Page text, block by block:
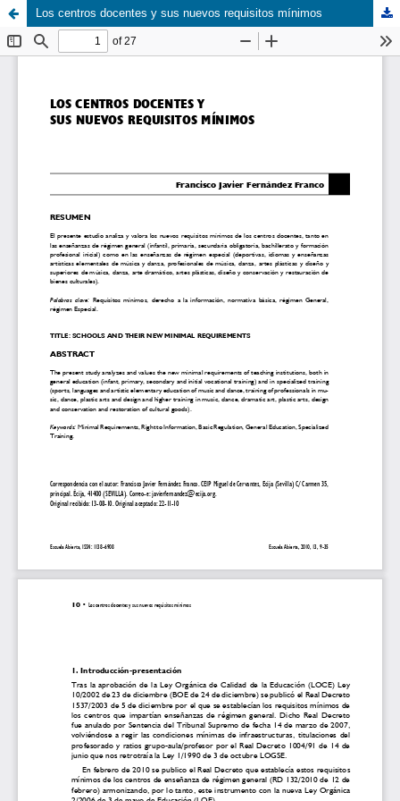
Los centros docentes y sus nuevos requisitos mínimos